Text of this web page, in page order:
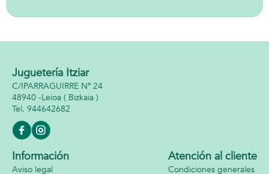
Juguetería Itziar
C/IPARRAGUIRRE Nº 24
48940 -Leioa ( Bizkaia )
944642682
Información
Aviso legal
Atención al cliente
Condiciones generales